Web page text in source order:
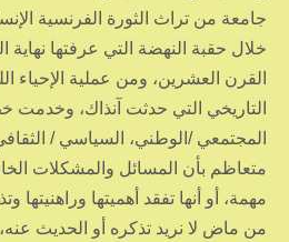
جامعة من تراث الثورة الفرنسية
خلال حقبة النهضة التي عرفتها
القرن العشرين، ومن عملية الإحياء
التاريخي التي حدثت آنذاك، وخدمت
المجتمعي /الوطني، السياسي /
متعاظم بأن المسائل والمشكلات
مهمة، أو أنها تفقد أهميتها
من ماض لا نريد تذكره أو الحديث